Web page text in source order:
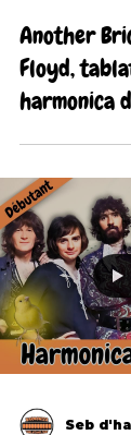
Another
Floyd,
harmonica
Seb